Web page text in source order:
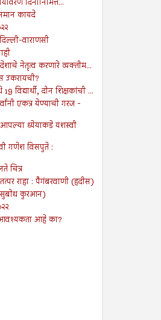
दिनानिमित्त...
कायदे
वाराणसी
नेतृत्व करणारे व्यक्तीम...
उकरायची?
विद्यार्थी, दोन शिक्षकांची ...
एकत्र येण्याची गरज -
आपल्या ध्येयाकडे यशस्वी
गणेश विसपुते :
चित्र
राहा : पैगंबरवाणी (हदीस)
कुरआन)
आवश्यकता आहे का?